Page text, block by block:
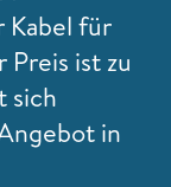
für
ist zu
sich
in